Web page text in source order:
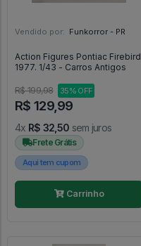
Vendido por: Funkorror - PR
Action Figures Pontiac Firebird
1977. 1/43 - Carros Antigos
R$ 199,98 35% OFF
R$ 129,99
4x R$ 32,50 sem juros
Frete Grátis
Aqui tem cupom
Carrinho